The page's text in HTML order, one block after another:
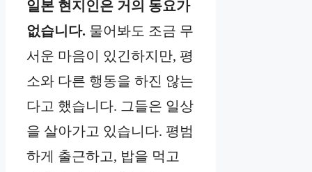
일본 현지인은 거의 동요가
없습니다. 물어봐도 조금 무
서운 마음이 있긴하지만, 평
소와 다른 행동을 하진 않는
다고 했습니다. 그들은 일상
을 살아가고 있습니다. 평범
하게 출근하고, 밥을 먹고